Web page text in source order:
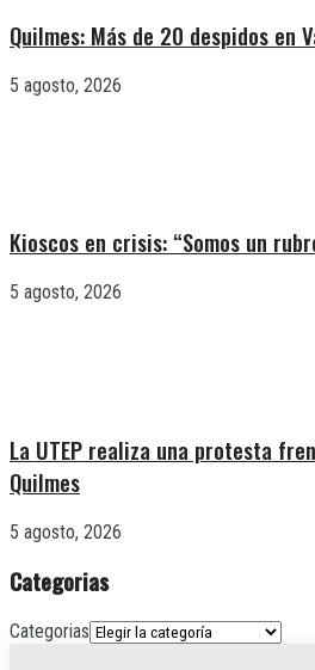
Quilmes: Más de 20 despidos en
5 agosto, 2026
Kioscos en crisis: “Somos un
5 agosto, 2026
La UTEP realiza una protesta
Quilmes
5 agosto, 2026
Categorias
Categorias